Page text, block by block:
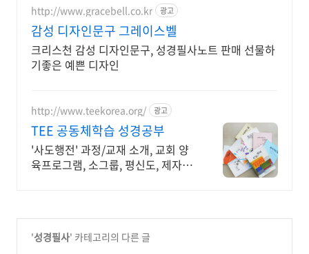
http://www.gracebell.co.kr 광고
감성 디자인문구 그레이스벨
크리스천 감성 디자인문구, 성경필사노트 판매 선물하
기좋은 예쁜 디자인
http://www.teekorea.org/ 광고
TEE 공동체학습 성경공부
'사도행전' 과정/교재 소개, 교회 양
육프로그램, 소그룹, 평신도, 제자훈
'성경필사' 카테고리의 다른 글